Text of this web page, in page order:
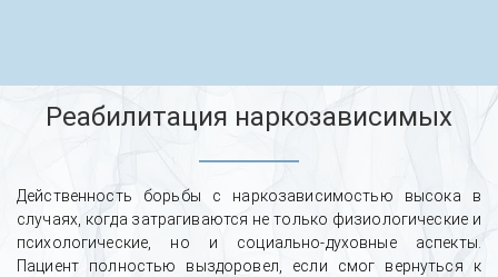
Реабилитация наркозависимых
Действенность борьбы с наркозависимостью высока в
случаях, когда затрагиваются не только физиологические и
психологические, но и социально-духовные аспекты.
Пациент полностью выздоровел, если смог вернуться к